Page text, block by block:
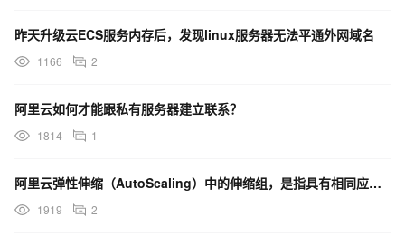
昨天升级云ECS服务内存后，发现linux服务器无法平通外网域名
1166 2
阿里云如何才能跟私有服务器建立联系？
1814 1
阿里云弹性伸缩（AutoScaling）中的伸缩组，是指具有相同应用场景的 ECS 实例集合。当用户
1919 2